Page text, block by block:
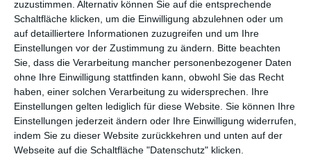
zuzustimmen. Alternativ können Sie auf die entsprechende
Schaltfläche klicken, um die Einwilligung abzulehnen oder um
auf detailliertere Informationen zuzugreifen und um Ihre
Einstellungen vor der Zustimmung zu ändern.
Bitte beachten
Sie, dass die Verarbeitung mancher personenbezogener Daten
ohne Ihre Einwilligung stattfinden kann, obwohl Sie das Recht
haben, einer solchen Verarbeitung zu widersprechen. Ihre
Einstellungen gelten lediglich für diese Website. Sie können Ihre
Einstellungen jederzeit ändern oder Ihre Einwilligung widerrufen,
indem Sie zu dieser Website zurückkehren und unten auf der
Webseite auf die Schaltfläche "Datenschutz" klicken.
Hallo, liebe Grüße
Freizeit
Smileys